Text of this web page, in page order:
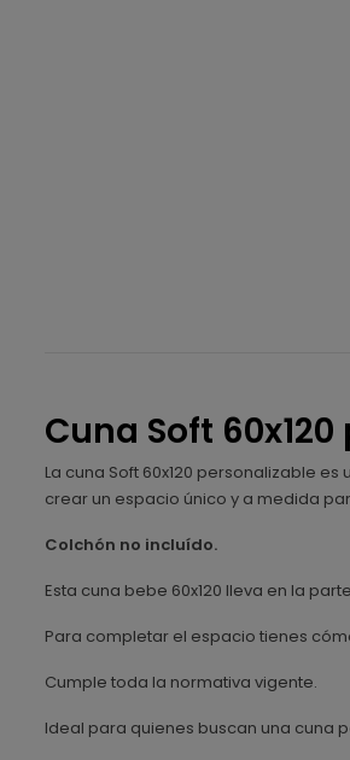
Cuna Soft
La cuna Soft 60x120 personalizable
crear un espacio único y a medida
Colchón no incluído.
Esta cuna bebe 60x120 lleva en la
Para completar el espacio tienes
Cumple toda la normativa vigente.
Ideal para quienes buscan una cuna